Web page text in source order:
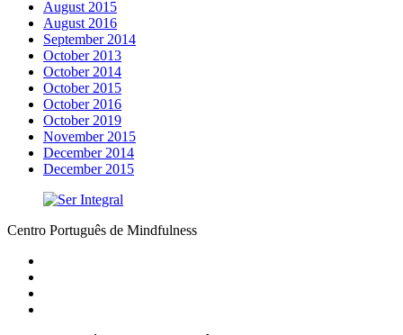
August 2015
August 2016
September 2014
October 2013
October 2014
October 2015
October 2016
October 2019
November 2015
December 2014
December 2015
Centro Português de Mindfulness